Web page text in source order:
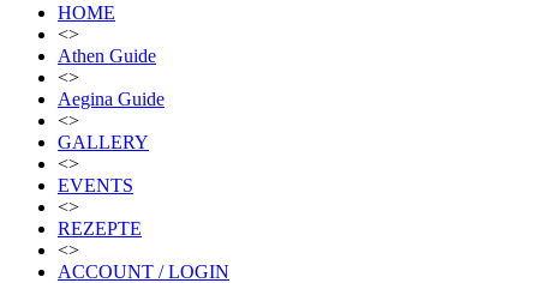
HOME
<>
Athen Guide
<>
Aegina Guide
<>
GALLERY
<>
EVENTS
<>
REZEPTE
<>
ACCOUNT / LOGIN